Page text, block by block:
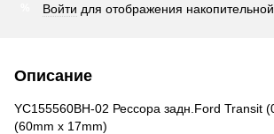
Войти для отображения накопительной
Описание
YC155560BH-02 Рессора задн.Ford Transit
(60mm x 17mm)